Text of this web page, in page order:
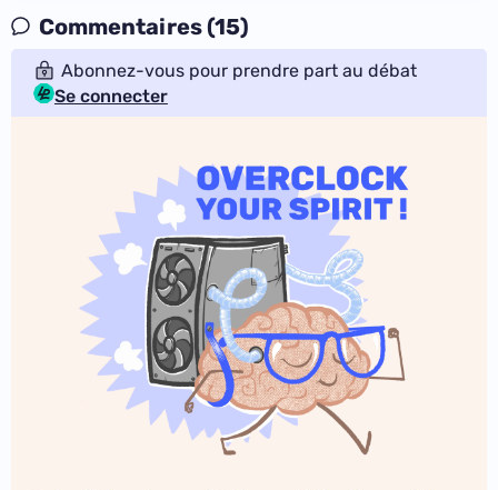
Commentaires (15)
Abonnez-vous pour prendre part au débat
Se connecter